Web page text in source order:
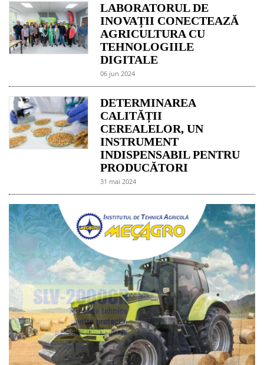
LABORATORUL DE
INOVAȚII CONECTEAZĂ
AGRICULTURA CU
TEHNOLOGIILE
DIGITALE
06 jun 2024
DETERMINAREA
CALITĂȚII
CEREALELOR, UN
INSTRUMENT
INDISPENSABIL PENTRU
PRODUCĂTORI
31 mai 2024